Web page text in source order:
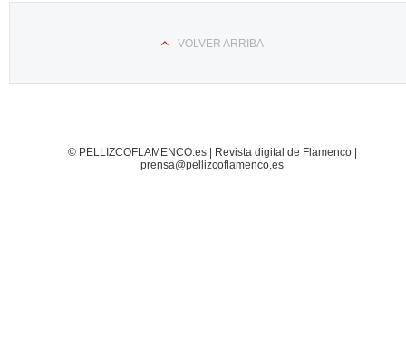
VOLVER ARRIBA
© PELLIZCOFLAMENCO.es | Revista digital de Flamenco |
prensa@pellizcoflamenco.es